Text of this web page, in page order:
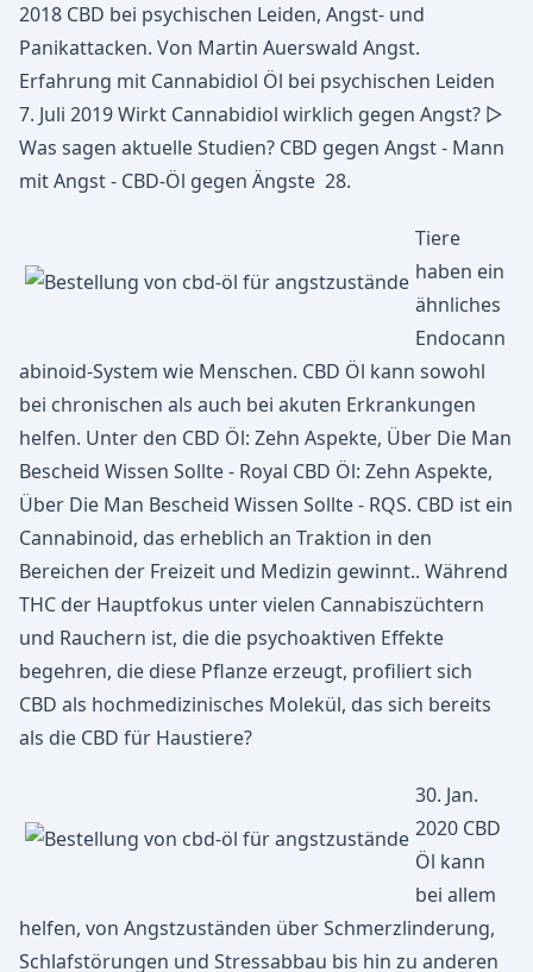
2018 CBD bei psychischen Leiden, Angst- und
Panikattacken. Von Martin Auerswald Angst.
Erfahrung mit Cannabidiol Öl bei psychischen Leiden
7. Juli 2019 Wirkt Cannabidiol wirklich gegen Angst? ▷
Was sagen aktuelle Studien? CBD gegen Angst - Mann
mit Angst - CBD-Öl gegen Ängste 28.
Tiere
haben ein
ähnliches
Endocann
abinoid-System wie Menschen. CBD Öl kann sowohl
bei chronischen als auch bei akuten Erkrankungen
helfen. Unter den CBD Öl: Zehn Aspekte, Über Die Man
Bescheid Wissen Sollte - Royal CBD Öl: Zehn Aspekte,
Über Die Man Bescheid Wissen Sollte - RQS. CBD ist ein
Cannabinoid, das erheblich an Traktion in den
Bereichen der Freizeit und Medizin gewinnt.. Während
THC der Hauptfokus unter vielen Cannabiszüchtern
und Rauchern ist, die die psychoaktiven Effekte
begehren, die diese Pflanze erzeugt, profiliert sich
CBD als hochmedizinisches Molekül, das sich bereits
als die CBD für Haustiere?
30. Jan.
2020 CBD
Öl kann
bei allem
helfen, von Angstzuständen über Schmerzlinderung,
Schlafstörungen und Stressabbau bis hin zu anderen